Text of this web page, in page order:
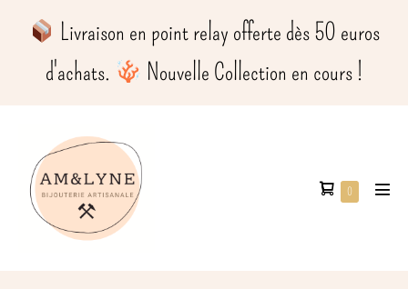
principal
​ Livraison en point relay offerte dès 50 euros
d'achats.
​ Nouvelle Collection en cours !
Panier 0Éléments